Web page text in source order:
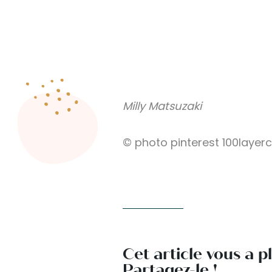
Milly Matsuzaki
© photo pinterest
Cet article vous a